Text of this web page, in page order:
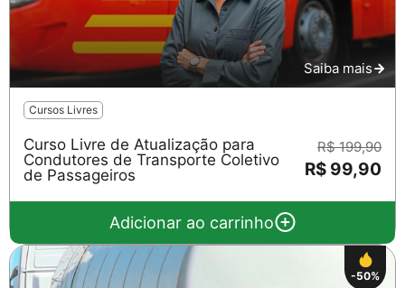
Saiba mais
Cursos Livres
Curso Livre de Atualização para
Condutores de Transporte Coletivo
de Passageiros
R$ 199,90
R$ 99,90
Adicionar ao carrinho
-50%